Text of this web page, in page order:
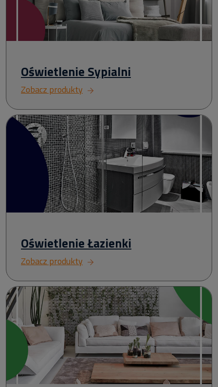
Oświetlenie Sypialni
Zobacz produkty
Oświetlenie Łazienki
Zobacz produkty